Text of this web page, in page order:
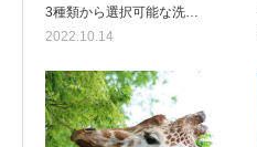
3種類から選択可能な洗…
2022.10.14